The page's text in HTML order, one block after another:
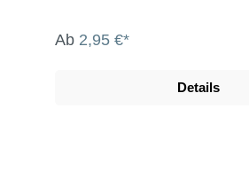
Ab 2,95 €*
Details